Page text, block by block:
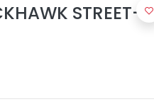
STREET-H